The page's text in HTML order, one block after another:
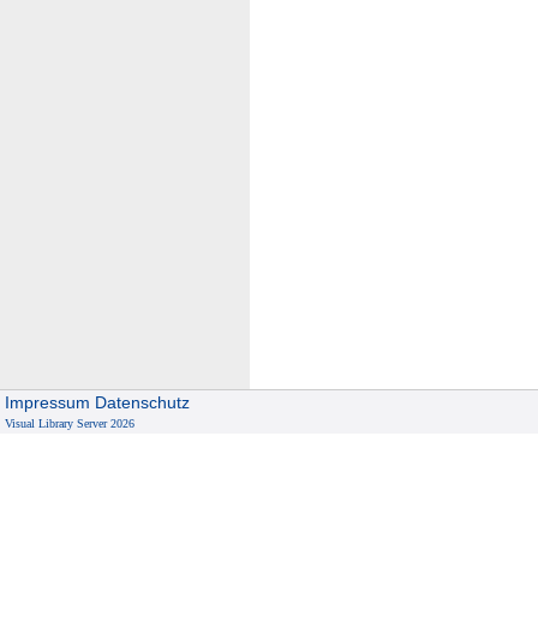
Impressum Datenschutz
Visual Library Server 2026